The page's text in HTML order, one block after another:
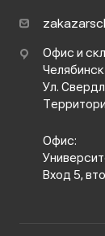
Офис и
Челябинск
Ул.
Офис:
Вход 5,